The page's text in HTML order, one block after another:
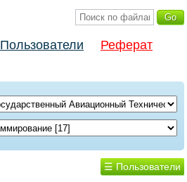
Пользователи
Реферат
☰ Пользователи